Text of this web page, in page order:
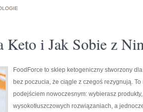
Keto i Jak Sobie z
FoodForce to sklep ketogeniczny stworzony
bez poczucia, że ciągle z czegoś rezygnują.
podejściem nowoczesnym: wybierasz
wysokotłuszczowych rozwiązaniach, a